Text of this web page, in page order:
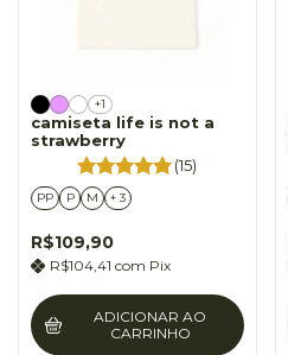
+1
camiseta life is not a
strawberry
(15)
PP P M + 3
R$109,90
R$104,41 com Pix
ADICIONAR AO
CARRINHO